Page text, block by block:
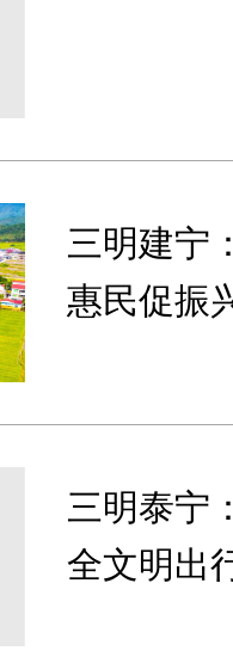
三明建宁
惠民促振
三明泰宁
全文明出